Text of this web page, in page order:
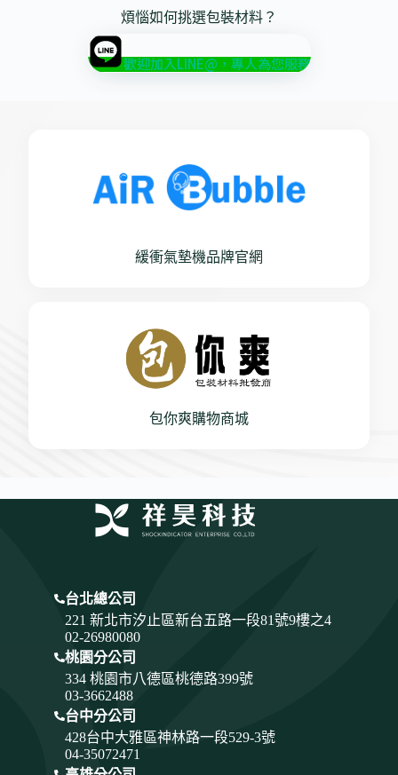
煩惱如何挑選包裝材料？
歡迎加入LINE@，專人為您服務
緩衝氣墊機品牌官網
包你爽購物商城
台北總公司
221 新北市汐止區新台五路一段81號9樓之4
02-26980080
桃園分公司
334 桃園市八德區桃德路399號
03-3662488
台中分公司
428台中大雅區神林路一段529-3號
04-35072471